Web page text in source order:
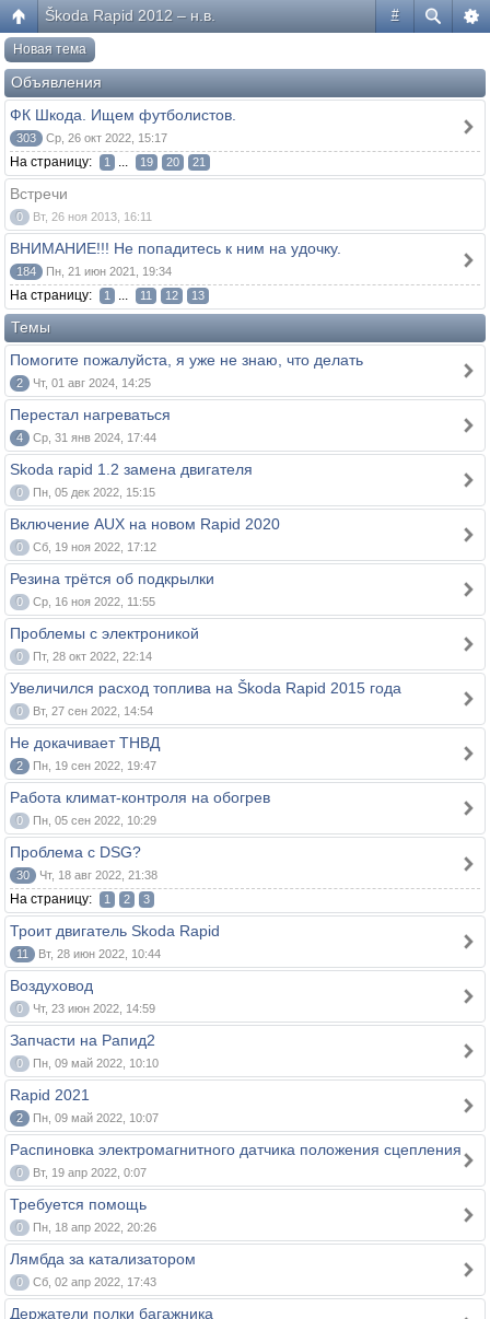
#
Škoda Rapid 2012 – н.в.
Новая тема
Объявления
ФК Шкода. Ищем футболистов.
303 Ср, 26 окт 2022, 15:17
На страницу: 1 ... 19 20 21
Встречи
0 Вт, 26 ноя 2013, 16:11
ВНИМАНИЕ!!! Не попадитесь к ним на удочку.
184 Пн, 21 июн 2021, 19:34
На страницу: 1 ... 11 12 13
Темы
Помогите пожалуйста, я уже не знаю, что делать
2 Чт, 01 авг 2024, 14:25
Перестал нагреваться
4 Ср, 31 янв 2024, 17:44
Skoda rapid 1.2 замена двигателя
0 Пн, 05 дек 2022, 15:15
Включение AUX на новом Rapid 2020
0 Сб, 19 ноя 2022, 17:12
Резина трётся об подкрылки
0 Ср, 16 ноя 2022, 11:55
Проблемы с электроникой
0 Пт, 28 окт 2022, 22:14
Увеличился расход топлива на Škoda Rapid 2015 года
0 Вт, 27 сен 2022, 14:54
Не докачивает ТНВД
2 Пн, 19 сен 2022, 19:47
Работа климат-контроля на обогрев
0 Пн, 05 сен 2022, 10:29
Проблема с DSG?
30 Чт, 18 авг 2022, 21:38
На страницу: 1 2 3
Троит двигатель Skoda Rapid
11 Вт, 28 июн 2022, 10:44
Воздуховод
0 Чт, 23 июн 2022, 14:59
Запчасти на Рапид2
0 Пн, 09 май 2022, 10:10
Rapid 2021
2 Пн, 09 май 2022, 10:07
Распиновка электромагнитного датчика положения сцепления
0 Вт, 19 апр 2022, 0:07
Требуется помощь
0 Пн, 18 апр 2022, 20:26
Лямбда за катализатором
0 Сб, 02 апр 2022, 17:43
Держатели полки багажника